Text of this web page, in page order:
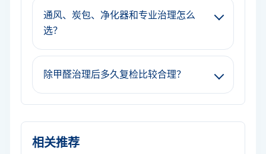
通风、炭包、净化器和专业治理怎么
选？
除甲醛治理后多久复检比较合理？
相关推荐